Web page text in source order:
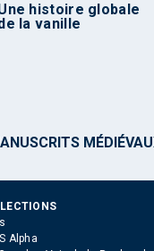
histoire globale
la vanille
Alpha